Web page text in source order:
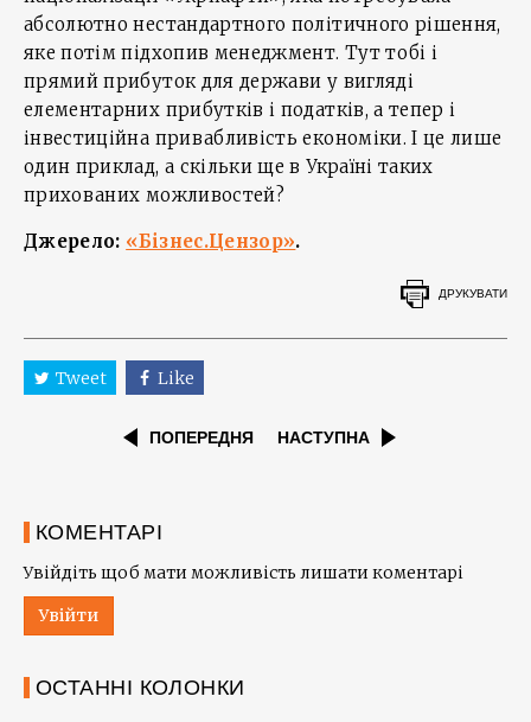
абсолютно нестандартного політичного рішення,
яке потім підхопив менеджмент. Тут тобі і
прямий прибуток для держави у вигляді
елементарних прибутків і податків, а тепер і
інвестиційна привабливість економіки. І це лише
один приклад, а скільки ще в Україні таких
прихованих можливостей?
Джерело: «Бізнес.Цензор».
ДРУКУВАТИ
Tweet Like
ПОПЕРЕДНЯ НАСТУПНА
КОМЕНТАРІ
Увійдіть щоб мати можливість лишати коментарі
Увійти
ОСТАННІ КОЛОНКИ